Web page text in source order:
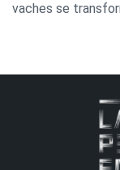
vaches se